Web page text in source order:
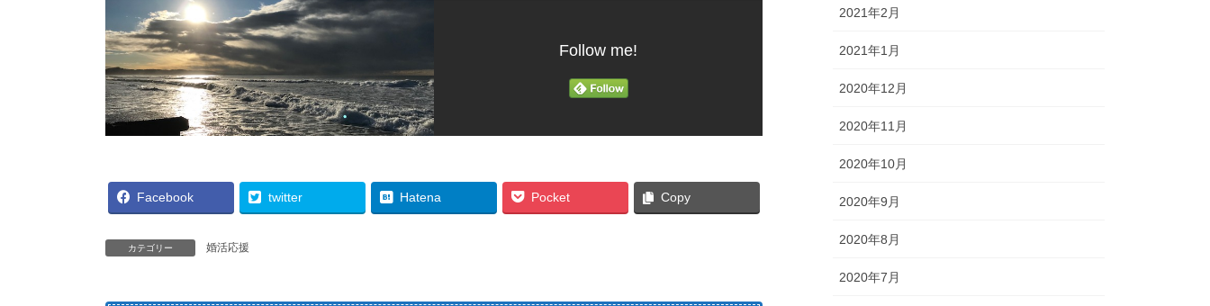
Follow me!
Facebook twitter Hatena Pocket Copy
カテゴリー 婚活応援
2021年2月
2021年1月
2020年12月
2020年11月
2020年10月
2020年9月
2020年8月
2020年7月